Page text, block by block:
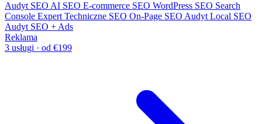
Audyt SEO AI SEO E-commerce SEO WordPress SEO Search
Console Expert Techniczne SEO On-Page SEO Audyt Local SEO
Audyt SEO + Ads
Reklama
3 usługi · od €199